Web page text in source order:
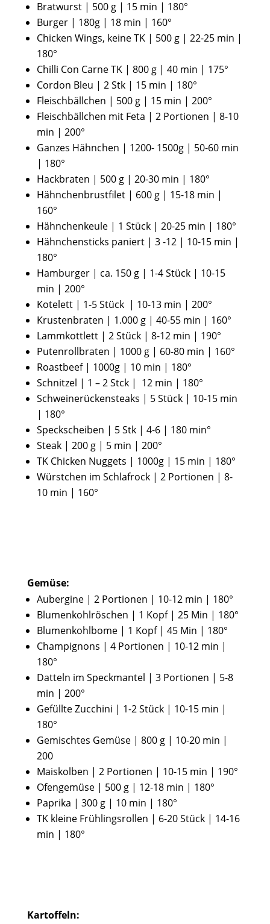
Bratwurst | 500 g | 15 min | 180°
Burger | 180g | 18 min | 160°
Chicken Wings, keine TK | 500 g | 22-25 min |
180°
Chilli Con Carne TK | 800 g | 40 min | 175°
Cordon Bleu | 2 Stk | 15 min | 180°
Fleischbällchen | 500 g | 15 min | 200°
Fleischbällchen mit Feta | 2 Portionen | 8-10
min | 200°
Ganzes Hähnchen | 1200- 1500g | 50-60 min
| 180°
Hackbraten | 500 g | 20-30 min | 180°
Hähnchenbrustfilet | 600 g | 15-18 min |
160°
Hähnchenkeule | 1 Stück | 20-25 min | 180°
Hähnchensticks paniert | 3 -12 | 10-15 min |
180°
Hamburger | ca. 150 g | 1-4 Stück | 10-15
min | 200°
Kotelett | 1-5 Stück | 10-13 min | 200°
Krustenbraten | 1.000 g | 40-55 min | 160°
Lammkottlett | 2 Stück | 8-12 min | 190°
Putenrollbraten | 1000 g | 60-80 min | 160°
Roastbeef | 1000g | 10 min | 180°
Schnitzel | 1 – 2 Stck | 12 min | 180°
Schweinerückensteaks | 5 Stück | 10-15 min
| 180°
Speckscheiben | 5 Stk | 4-6 | 180 min°
Steak | 200 g | 5 min | 200°
TK Chicken Nuggets | 1000g | 15 min | 180°
Würstchen im Schlafrock | 2 Portionen | 8-
10 min | 160°
Gemüse:
Aubergine | 2 Portionen | 10-12 min | 180°
Blumenkohlröschen | 1 Kopf | 25 Min | 180°
Blumenkohlbome | 1 Kopf | 45 Min | 180°
Champignons | 4 Portionen | 10-12 min |
180°
Datteln im Speckmantel | 3 Portionen | 5-8
min | 200°
Gefüllte Zucchini | 1-2 Stück | 10-15 min |
180°
Gemischtes Gemüse | 800 g | 10-20 min |
200
Maiskolben | 2 Portionen | 10-15 min | 190°
Ofengemüse | 500 g | 12-18 min | 180°
Paprika | 300 g | 10 min | 180°
TK kleine Frühlingsrollen | 6-20 Stück | 14-16
min | 180°
Kartoffeln: